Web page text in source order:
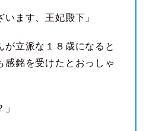
います、王妃殿下」
が立派な１８歳になると
感銘を受けたとおっしゃ